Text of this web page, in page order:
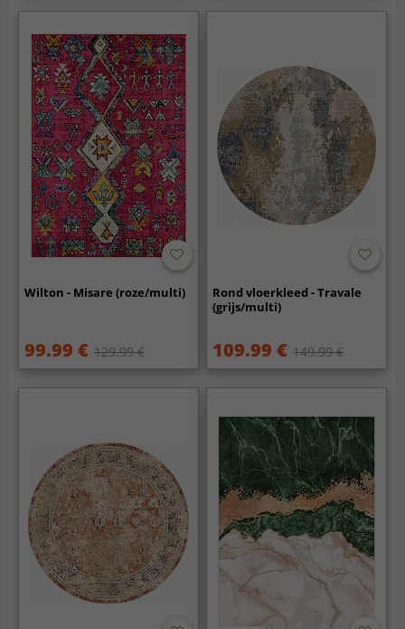
Wilton - Misare (roze/multi)
99.99 € 129.99 €
Rond vloerkleed - Travale
(grijs/multi)
109.99 € 149.99 €